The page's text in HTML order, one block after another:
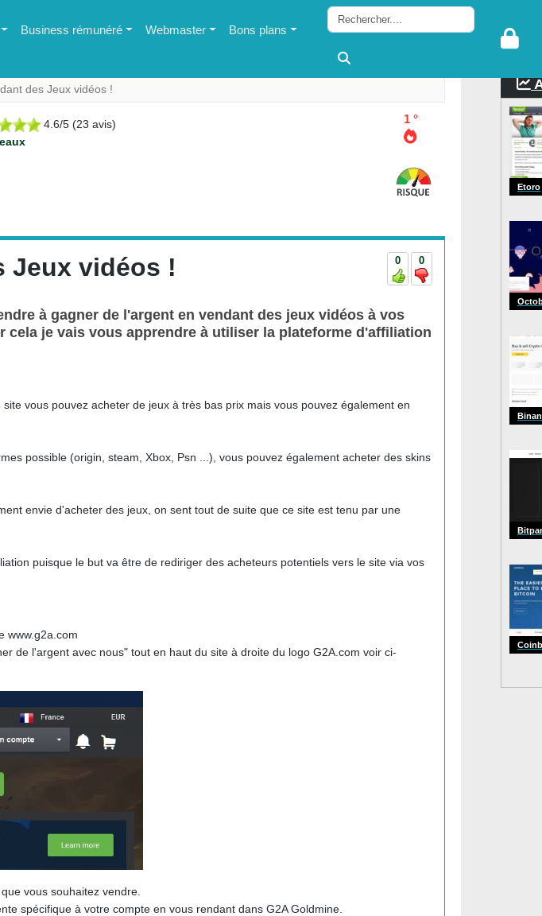
Business rémunéré Webmaster Bons plans
des Jeux vidéos !
4.6/5 (23 avis) 1 °
0 0
Jeux vidéos !
à gagner de l'argent en vendant des jeux vidéos à vos
cela je vais vous apprendre à utiliser la plateforme d'affiliation
vous pouvez acheter de jeux à très bas prix mais vous pouvez également en
possible (origin, steam, Xbox, Psn ...), vous pouvez également acheter des skins
envie d'acheter des jeux, on sent tout de suite que ce site est tenu par une
puisque le but va être de rediriger des acheteurs potentiels vers le site via vos
www.g2a.com
de l'argent avec nous" tout en haut du site à droite du logo G2A.com voir ci-
vous souhaitez vendre.
spécifique à votre compte en vous rendant dans G2A Goldmine.
Etoro